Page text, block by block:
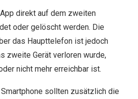
direkt auf dem zweiten
oder gelöscht werden. Die
das Haupttelefon ist jedoch
zweite Gerät verloren wurde,
nicht mehr erreichbar ist.
sollten zusätzlich die